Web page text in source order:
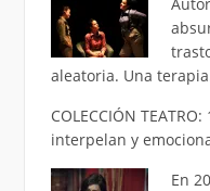
aleatoria. Una
COLECCIÓN
interpelan y
En